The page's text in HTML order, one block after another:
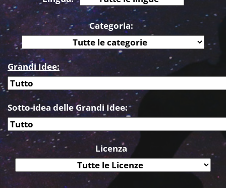
Categoria:
Grandi Idee:
Sotto-idea delle Grandi Idee:
Licenza